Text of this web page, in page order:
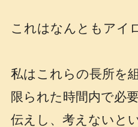
これはなんともアイ
私はこれらの長所を
限られた時間内で必
伝えし、考えないと